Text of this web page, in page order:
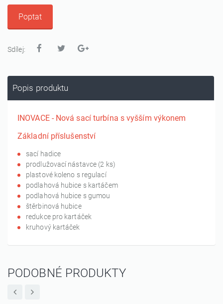
Poptat
Sdílej:
Popis produktu
INOVACE - Nová sací turbína s vyšším výkonem
Základní příslušenství
sací hadice
prodlužovací nástavce (2 ks)
plastové koleno s regulací
podlahová hubice s kartáčem
podlahová hubice s gumou
štěrbinová hubice
redukce pro kartáček
kruhový kartáček
PODOBNÉ PRODUKTY